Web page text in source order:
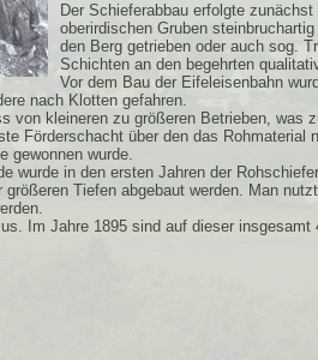
Der Schieferabbau erfolgte
oberirdischen Gruben
den Berg getrieben oder auch sog.
Schichten an den begehrten
Vor dem Bau der Eifeleisenbahn
nach Klotten gefahren.
von kleineren zu größeren Betrieben, was
Förderschacht über den das Rohmaterial
gewonnen wurde.
wurde in den ersten Jahren der
Tiefen abgebaut werden. Man
Im Jahre 1895 sind auf dieser insgesamt